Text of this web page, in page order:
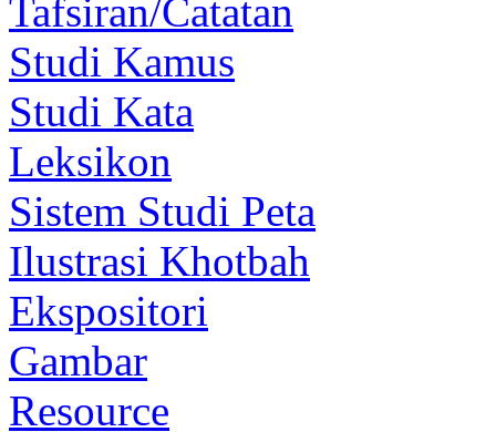
Tafsiran/Catatan
Studi Kamus
Studi Kata
Leksikon
Sistem Studi Peta
Ilustrasi Khotbah
Ekspositori
Gambar
Resource